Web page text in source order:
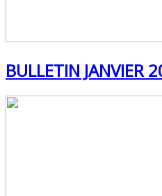
BULLETIN JANVIER